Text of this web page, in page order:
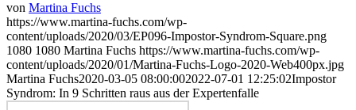
von Martina Fuchs
https://www.martina-fuchs.com/wp-
content/uploads/2020/03/EP096-Impostor-Syndrom-Square.png
1080 1080 Martina Fuchs https://www.martina-fuchs.com/wp-
content/uploads/2020/01/Martina-Fuchs-Logo-2020-Web400px.jpg
Martina Fuchs2020-03-05 08:00:002022-07-01 12:25:02Impostor
Syndrom: In 9 Schritten raus aus der Expertenfalle